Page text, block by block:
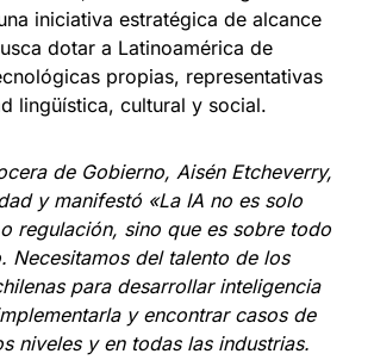
iniciativa estratégica de alcance
dotar a Latinoamérica de
propias, representativas
lingüística, cultural y social.
de Gobierno, Aisén Etcheverry,
y manifestó «La IA no es solo
regulación, sino que es sobre todo
Necesitamos del talento de los
para desarrollar inteligencia
y encontrar casos de
niveles y en todas las industrias.